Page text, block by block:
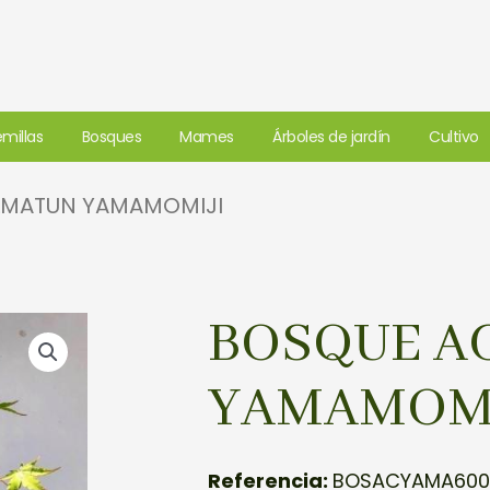
Bosques Mames Árboles de jardín Cultivo
YAMAMOMIJI
BOSQUE
Referencia: